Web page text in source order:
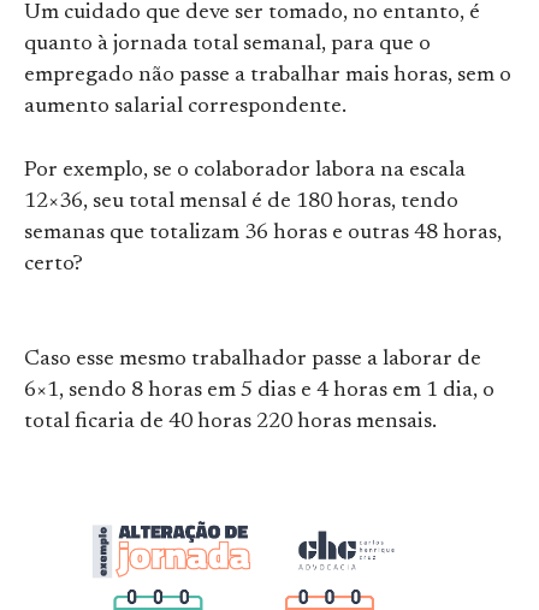
Um cuidado que deve ser tomado, no entanto, é
quanto à jornada total semanal, para que o
empregado não passe a trabalhar mais horas, sem o
aumento salarial correspondente.
Por exemplo, se o colaborador labora na escala
12×36, seu total mensal é de 180 horas, tendo
semanas que totalizam 36 horas e outras 48 horas,
certo?
Caso esse mesmo trabalhador passe a laborar de
6×1, sendo 8 horas em 5 dias e 4 horas em 1 dia, o
total ficaria de 40 horas 220 horas mensais.